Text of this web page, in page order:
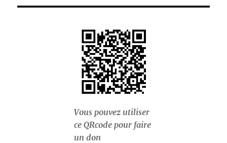
Vous pouvez utiliser
ce QRcode pour faire
un don